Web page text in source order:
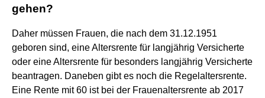
gehen?
Daher müssen Frauen, die nach dem 31.12.1951
geboren sind, eine Altersrente für langjährig Versicherte
oder eine Altersrente für besonders langjährig Versicherte
beantragen. Daneben gibt es noch die Regelaltersrente.
Eine Rente mit 60 ist bei der Frauenaltersrente ab 2017